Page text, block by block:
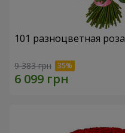
101 разноцветная роза
9 383 грн